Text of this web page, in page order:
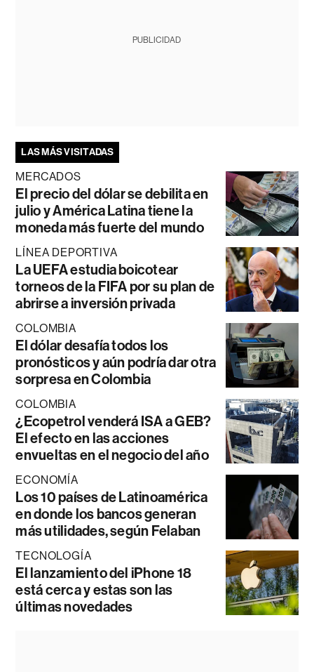
PUBLICIDAD
LAS MÁS VISITADAS
MERCADOS
El precio del dólar se debilita en
julio y América Latina tiene la
moneda más fuerte del mundo
LÍNEA DEPORTIVA
La UEFA estudia boicotear
torneos de la FIFA por su plan de
abrirse a inversión privada
COLOMBIA
El dólar desafía todos los
pronósticos y aún podría dar otra
sorpresa en Colombia
COLOMBIA
¿Ecopetrol venderá ISA a GEB?
El efecto en las acciones
envueltas en el negocio del año
ECONOMÍA
Los 10 países de Latinoamérica
en donde los bancos generan
más utilidades, según Felaban
TECNOLOGÍA
El lanzamiento del iPhone 18
está cerca y estas son las
últimas novedades